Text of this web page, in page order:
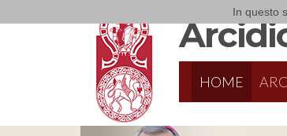
In questo
HOME